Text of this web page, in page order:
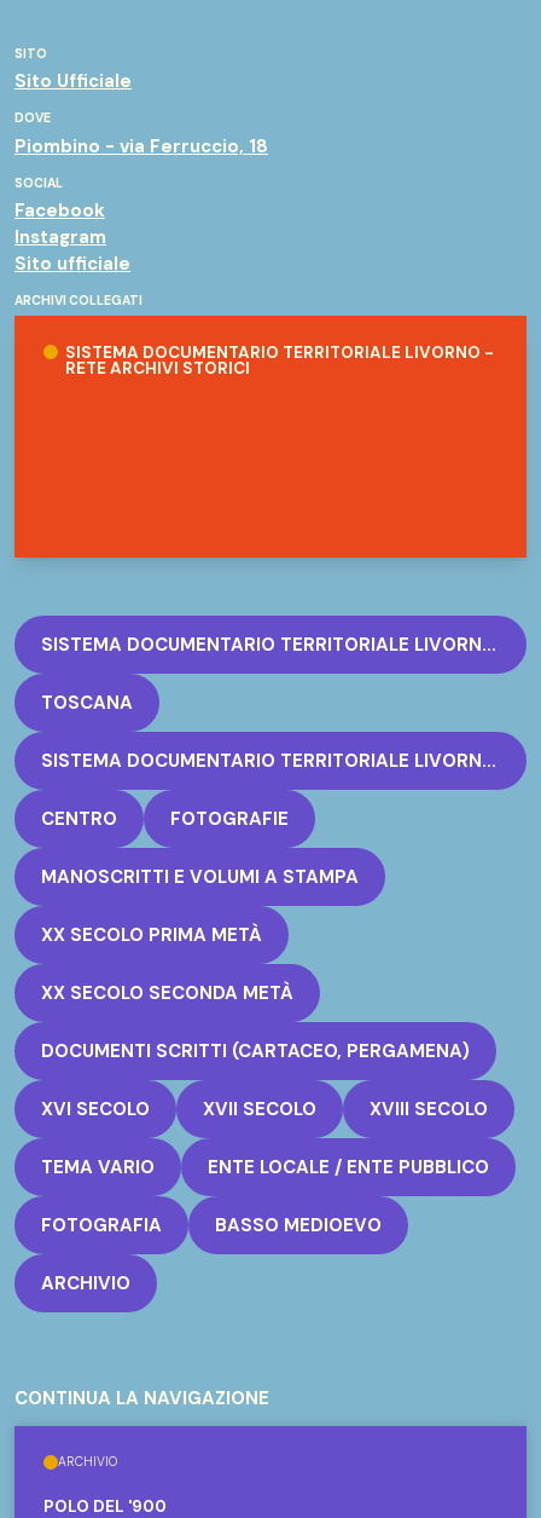
SITO
Sito Ufficiale
DOVE
Piombino - via Ferruccio, 18
SOCIAL
Facebook
Instagram
Sito ufficiale
ARCHIVI COLLEGATI
SISTEMA DOCUMENTARIO TERRITORIALE LIVORNO -
RETE ARCHIVI STORICI
SISTEMA DOCUMENTARIO TERRITORIALE LIVORNO - RETE ARCHIVI STORICI
TOSCANA
SISTEMA DOCUMENTARIO TERRITORIALE LIVORNO - RETE ARCHIVI STORICI
CENTRO FOTOGRAFIE
MANOSCRITTI E VOLUMI A STAMPA
XX SECOLO PRIMA METÀ
XX SECOLO SECONDA METÀ
DOCUMENTI SCRITTI (CARTACEO, PERGAMENA)
XVI SECOLO XVII SECOLO XVIII SECOLO
TEMA VARIO ENTE LOCALE / ENTE PUBBLICO
FOTOGRAFIA BASSO MEDIOEVO
ARCHIVIO
CONTINUA LA NAVIGAZIONE
ARCHIVIO
POLO DEL '900